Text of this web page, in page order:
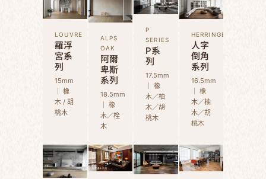
LOUVRE
羅浮
宮系
列
15mm
｜ 橡
木 / 胡
桃木
ALPS
OAK
阿爾
卑斯
系列
18.5mm
｜ 橡
木／栓
木
P
SERIES
P系
列
17.5mm
｜ 橡
木／柚
木／胡
桃木
HERRINGBONE
人字
倒角
系列
16.5mm
｜ 橡
木／柚
木／胡
桃木